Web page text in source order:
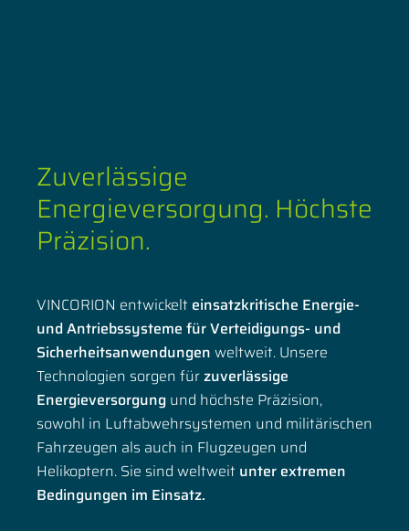
Zuverlässige
Energieversorgung. Höchste
Präzision.
VINCORION entwickelt einsatzkritische Energie-
und Antriebssysteme für Verteidigungs- und
Sicherheitsanwendungen weltweit. Unsere
Technologien sorgen fürzuverlässige
Energieversorgung und höchste Präzision,
sowohl in Luftabwehrsystemen und militärischen
Fahrzeugen als auch in Flugzeugen und
Helikoptern. Sie sind weltweit unter extremen
Bedingungen im Einsatz.